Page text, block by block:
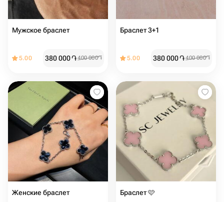
Мужское браслет
5.00 380 000֏400 000֏
Браслет 3+1
5.00 380 000֏400 000֏
Женские браслет ️️ Браслет 🩷